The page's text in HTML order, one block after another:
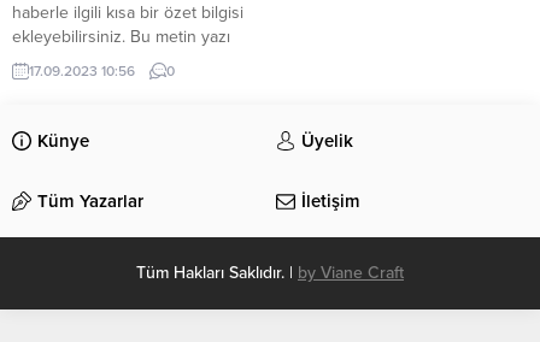
haberle ilgili kısa bir özet bilgisi
ekleyebilirsiniz. Bu metin yazı
düzenleme sayfasında “Özet”
bölümünden eklenebilir. Özet
olarak bu şekilde gösterilir,
eklenmemişse bu alan boş kalır.
17.09.2023 10:56 0
Künye Üyelik
Tüm Yazarlar İletişim
Tüm Hakları Saklıdır. | by Viane Craft